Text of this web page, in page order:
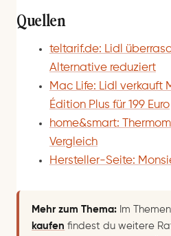
Quellen
teltarif.de: Lidl
Alternative reduziert
Mac Life: Lidl verkauft
Édition Plus für 199 Euro
home&smart:
Vergleich
Hersteller-Seite:
Mehr zum Thema: Im
kaufen findest du weitere